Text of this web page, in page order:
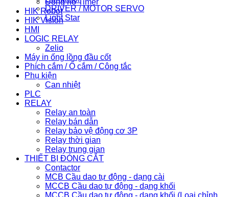
DRIVER / MOTOR SERVO
Light Star
HIK Robot
HIK Vision
HMI
LOGIC RELAY
Zelio
Máy in ống lồng đầu cốt
Phích cắm / Ổ cắm / Công tắc
Phụ kiện
Can nhiệt
PLC
RELAY
Relay an toàn
Relay bán dẫn
Relay bảo vệ động cơ 3P
Relay thời gian
Relay trung gian
THIẾT BỊ ĐÓNG CẮT
Contactor
MCB Cầu dao tự động - dạng cài
MCCB Cầu dao tự động - dạng khối
MCCB Cầu dao tự động - dạng khối (Loại chỉnh